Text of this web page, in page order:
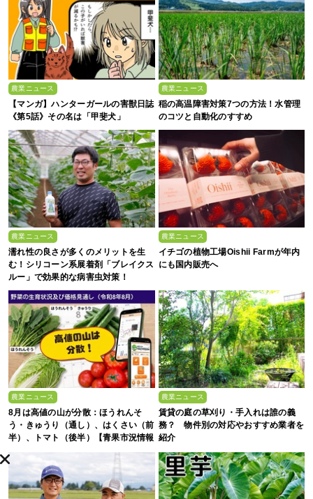
農業ニュース
【マンガ】ハンターガールの害獣日誌
《第5話》その名は「甲斐犬」
農業ニュース
稲の高温障害対策7つの方法！水管理
のコツと自動化のすすめ
農業ニュース
濡れ性の良さが多くのメリットを生
む！シリコーン系展着剤「ブレイクス
ルー」で効果的な病害虫対策！
農業ニュース
イチゴの植物工場Oishii Farmが年内
にも国内販売へ
農業ニュース
8月は高値の山が分散：ほうれんそ
う・きゅうり（通し）、はくさい（前
半）、トマト（後半）【青果市況情報
農業ニュース
賃貸の庭の草刈り・手入れは誰の義
務？ 物件別の対応やおすすめ業者を
紹介